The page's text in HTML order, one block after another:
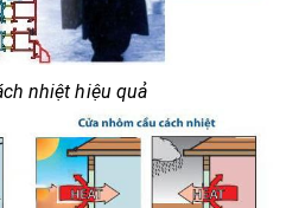
nhiệt hiệu quả